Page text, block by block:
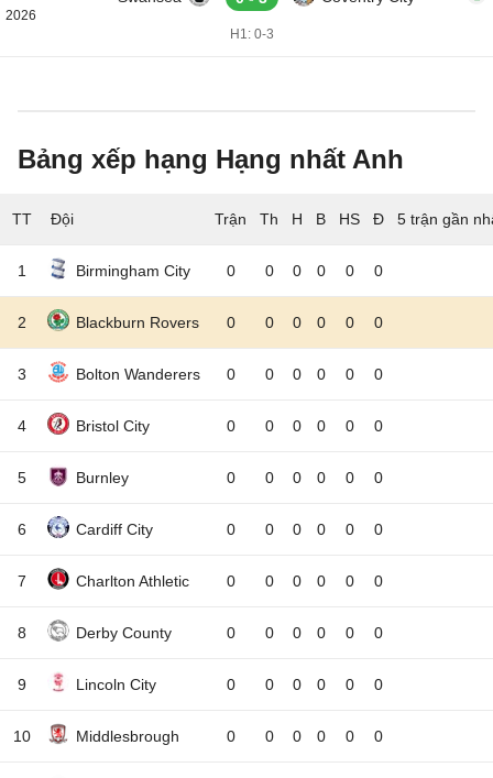
2026
H1: 0-3
Bảng xếp hạng Hạng nhất Anh
TT Đội 5 trận gần
1 Birmingham City 0 0 0 0 0 0
2 Blackburn Rovers 0 0 0 0 0 0
3 Bolton Wanderers 0 0 0 0 0 0
4 Bristol City 0 0 0 0 0 0
5 Burnley 0 0 0 0 0 0
6 Cardiff City 0 0 0 0 0 0
7 Charlton Athletic 0 0 0 0 0 0
8 Derby County 0 0 0 0 0 0
9 Lincoln City 0 0 0 0 0 0
10 Middlesbrough 0 0 0 0 0 0